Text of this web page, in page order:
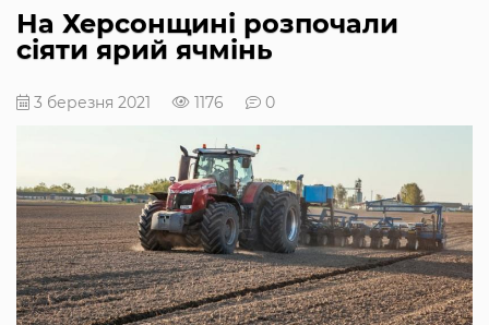
На Херсонщині розпочали
сіяти ярий ячмінь
3 березня 2021 1176 0